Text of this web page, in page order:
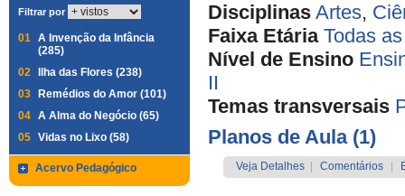
Filtrar por
01 A Invenção da Infância
(285)
02
Ilha das Flores (238)
03
Remédios do Amor (101)
04 A Alma do Negócio (65)
05 Vidas no Lixo (58)
Acervo Pedagógico
Disciplinas Artes,
Faixa Etária Todas
Nível de Ensino
II
Temas transversais
Planos de Aula (1)
Veja Detalhes Comentários